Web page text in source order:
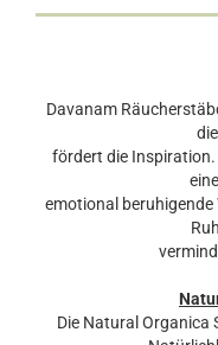
Davanam
fördert die
emotional
Die Natural Organica